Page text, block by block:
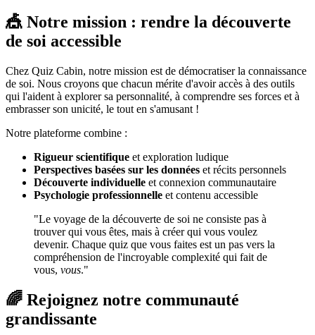
🎪 Notre mission : rendre la découverte
de soi accessible
Chez Quiz Cabin, notre mission est de démocratiser la connaissance
de soi. Nous croyons que chacun mérite d'avoir accès à des outils
qui l'aident à explorer sa personnalité, à comprendre ses forces et à
embrasser son unicité, le tout en s'amusant !
Notre plateforme combine :
Rigueur scientifique et exploration ludique
Perspectives basées sur les données et récits personnels
Découverte individuelle et connexion communautaire
Psychologie professionnelle et contenu accessible
"Le voyage de la découverte de soi ne consiste pas à
trouver qui vous êtes, mais à créer qui vous voulez
devenir. Chaque quiz que vous faites est un pas vers la
compréhension de l'incroyable complexité qui fait de
vous, vous."
🌈 Rejoignez notre communauté
grandissante